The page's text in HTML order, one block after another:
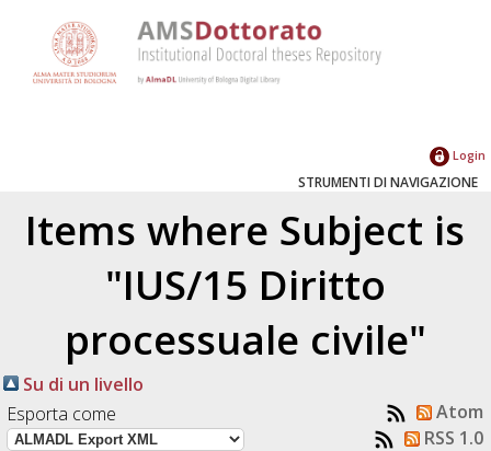
Login
STRUMENTI DI NAVIGAZIONE
Items where Subject is
"IUS/15 Diritto
processuale civile"
Su di un livello
Esporta come
Atom
RSS 1.0